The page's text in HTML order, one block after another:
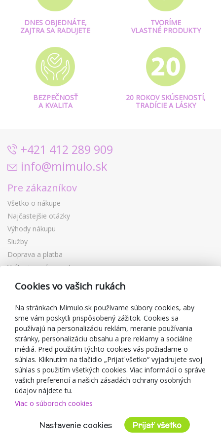
DNES OBJEDNÁTE,
ZAJTRA SA RADUJETE
TVORÍME
VLASTNÉ PRODUKTY
BEZPEČNOSŤ
A KVALITA
20 ROKOV SKÚSENOSTÍ,
TRADÍCIE A LÁSKY
+421 412 289 909
info@mimulo.sk
Pre zákazníkov
Všetko o nákupe
Najčastejšie otázky
Výhody nákupu
Služby
Doprava a platba
Vrátenie a výmena tovaru
Reklamácia
Darčekové poukážky
Zľavové kupóny
Blog
O predajcovi
Mimulo.sk
Obchodné podmienky
Ochrana osobných údajov GDPR
Kontakty
Spolupracujeme
Cookies vo vašich rukách
Na stránkach Mimulo.sk používame súbory cookies, aby
sme vám poskytli prispôsobený zážitok. Cookies sa
používajú na personalizáciu reklám, meranie používania
stránky, personalizáciu obsahu a pre reklamy a sociálne
médiá. Pred použitím týchto cookies vás požiadame o
súhlas. Kliknutím na tlačidlo „Prijať všetko“ vyjadrujete svoj
súhlas s použitím všetkých cookies. Viac informácií o správe
vašich preferencií a našich zásadách ochrany osobných
údajov nájdete tu.
Viac o súboroch cookies
Nastavenie cookies Prijať všetko